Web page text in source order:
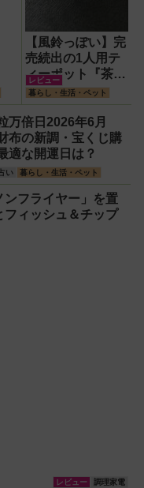
【風鈴っぽい】完
売続出の1人用テ
ィーポット『茶鈴
（ティーリン）』
を使ってみた！川
越の風鈴から着想
を得たかわいい見
た目のリアルな使
い勝手を徹底解説
レビュー
暮らし・生活・ペット
万倍日2026年6月
布の新調・宝くじ購
適な開運日は？
い 暮らし・生活・ペット
ンフライヤー」を置
フィッシュ＆チップ
レビュー 調理家電